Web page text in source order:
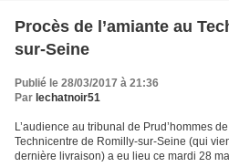
Procès de l’amiante au
sur-Seine
Publié le 28/03/2017 à 21:36
Par lechatnoir51
L’audience au tribunal de Prud’hommes
Technicentre de Romilly-sur-Seine (qui
dernière livraison) a eu lieu ce mardi 28